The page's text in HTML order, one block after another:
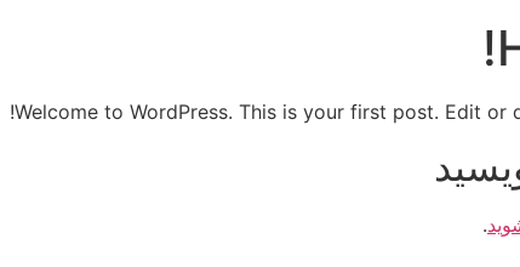
Welcome to WordPress. This is your first post. Edit or
.